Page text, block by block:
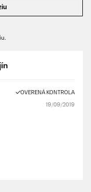
OVERENÁ KONTROLA
19/09/2019